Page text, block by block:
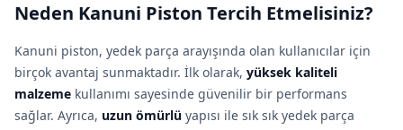
Neden Kanuni Piston Tercih Etmelisiniz?
Kanuni piston, yedek parça arayışında olan kullanıcılar için
birçok avantaj sunmaktadır. İlk olarak, yüksek kaliteli
malzeme kullanımı sayesinde güvenilir bir performans
sağlar. Ayrıca, uzun ömürlü yapısı ile sık sık yedek parça